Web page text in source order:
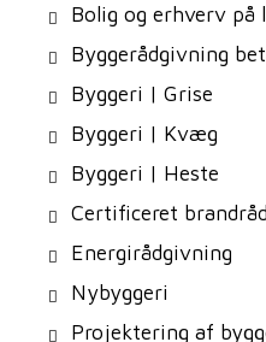
Bolig og erhverv på
Byggerådgivning
Byggeri | Grise
Byggeri | Kvæg
Byggeri | Heste
Certificeret
Energirådgivning
Nybyggeri
Projektering af